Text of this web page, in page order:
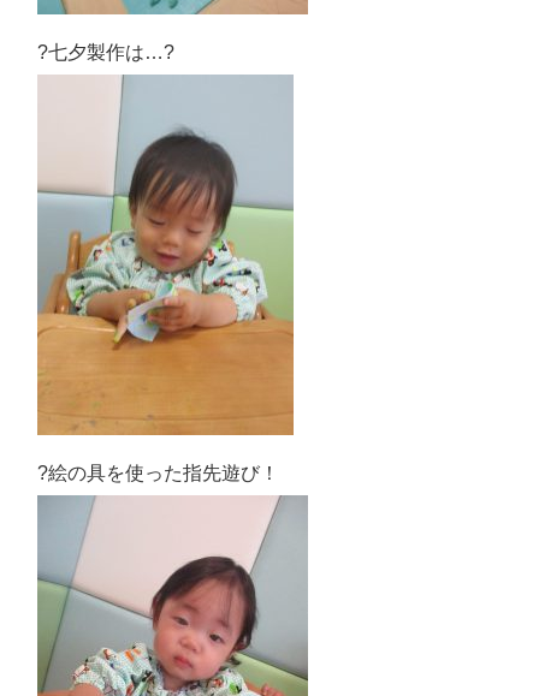
?七夕製作は…?
?絵の具を使った指先遊び！